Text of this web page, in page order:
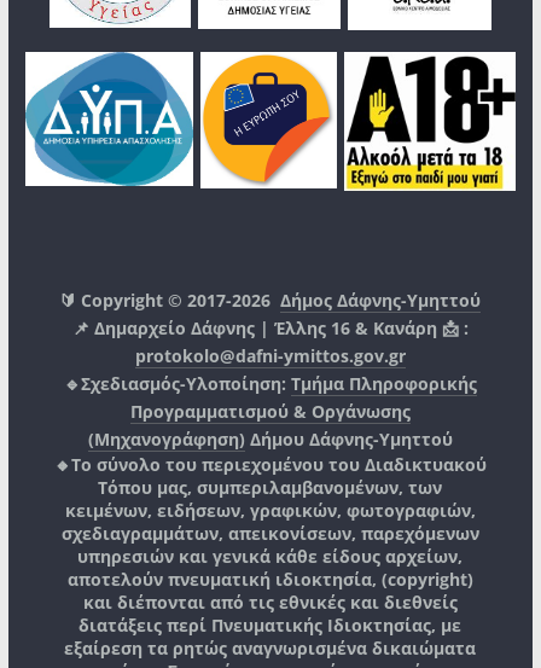
🔰 Copyright © 2017-2026Δήμος Δάφνης-Υμηττού
📌 Δημαρχείο Δάφνης | Έλλης 16 & Κανάρη 📩 :
protokolo@dafni-ymittos.gov.gr
🔹Σχεδιασμός-Υλοποίηση: Τμήμα Πληροφορικής
Προγραμματισμού & Οργάνωσης
(Μηχανογράφηση) Δήμου Δάφνης-Υμηττού
🔸Το σύνολο του περιεχομένου του Διαδικτυακού
Τόπου μας, συμπεριλαμβανομένων, των
κειμένων, ειδήσεων, γραφικών, φωτογραφιών,
σχεδιαγραμμάτων, απεικονίσεων, παρεχόμενων
υπηρεσιών και γενικά κάθε είδους αρχείων,
αποτελούν πνευματική ιδιοκτησία, (copyright)
και διέπονται από τις εθνικές και διεθνείς
διατάξεις περί Πνευματικής Ιδιοκτησίας, με
εξαίρεση τα ρητώς αναγνωρισμένα δικαιώματα